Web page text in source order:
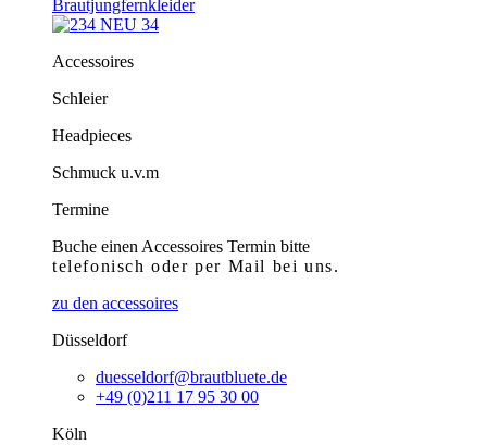
Brautjungfernkleider
Accessoires
Schleier
Headpieces
Schmuck u.v.m
Termine
Buche einen Accessoires Termin bitte
telefonischoder per Mail bei uns.
zu den accessoires
Düsseldorf
duesseldorf@brautbluete.de
+49 (0)211 17 95 30 00
Köln